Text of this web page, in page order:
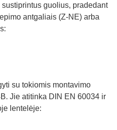
guolius, pradedant
antgaliais (Z-NE) arba
su tokiomis montavimo
Jie atitinka DIN EN 60034 ir
lentelėje: